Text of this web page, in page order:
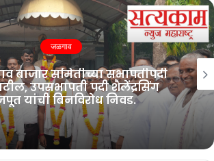
छत्रपती संभाजीनगर
मंडळ स्तरीय समाधान शिबिरात
प्रशासकीय विभागांमार्फत ९७९
योजनांचा लाभ.